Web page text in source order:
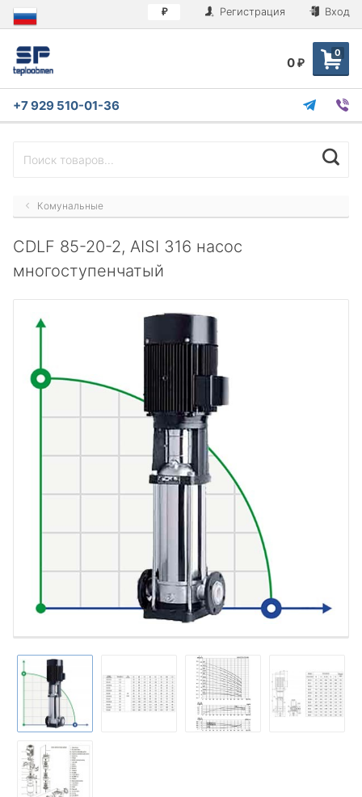
₽ Регистрация Вход
0
0 ₽
+7 929 510-01-36
Комунальные
CDLF 85-20-2, AISI 316 насос
многоступенчатый